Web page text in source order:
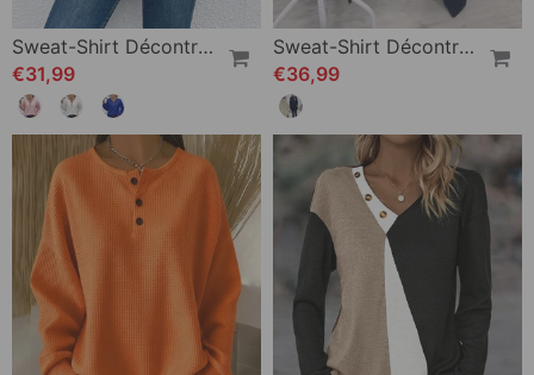
Sweat-Shirt Décontracté À Manches Longues Et Fermeture Éclair De Couleur Unie
€31,99
Sweat-Shirt Décontracté Ample Avec Poches Latérales Zippées
€36,99